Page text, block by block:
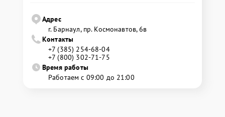
Адрес
г. Барнаул, ​пр. Космонавтов, 6в
Контакты
+7 (385) 254-68-04
+7 (800) 302-71-75
Время работы
Работаем с 09:00 до 21:00